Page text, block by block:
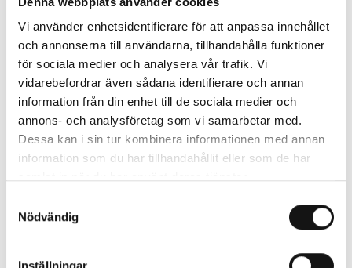
Vi använder enhetsidentifierare för att anpassa innehållet
och annonserna till användarna, tillhandahålla funktioner
för sociala medier och analysera vår trafik. Vi
vidarebefordrar även sådana identifierare och annan
information från din enhet till de sociala medier och
annons- och analysföretag som vi samarbetar med.
Dessa kan i sin tur kombinera informationen med annan
information som du har tillhandahållit eller som de har
Nödvändig
Inställningar
Denna trio bjuder på en avskalad lyrisk jazzmusik
sprunget ur ”the American songbook” och soundet
och samspelet mellan musikerna för tankarna till
artister som Diana Krall, Chet Baker och Nat King
Cole.
Anders Boson är sångaren och trumpetaren som med
två kritikerrosade album i bagaget under senare år
Köp biljett